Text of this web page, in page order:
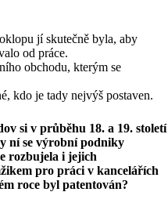
jí skutečně byla, aby
od práce.
obchodu, kterým se
kdo je tady nejvýš postaven.
si v průběhu 18. a 19. století
ní se výrobní podniky
rozbujela i jejich
pro práci v kancelářích
roce byl patentován?